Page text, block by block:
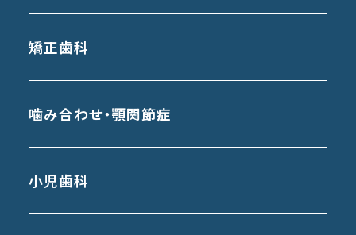
矯正歯科
噛み合わせ・顎関節症
小児歯科